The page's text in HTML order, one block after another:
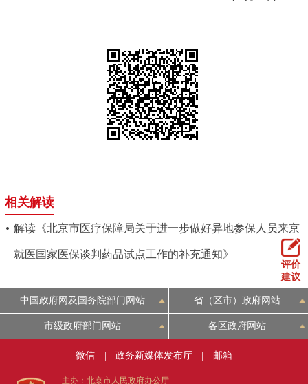
相关解读
解读《北京市医疗保障局关于进一步做好异地参保人员来京
就医国家医保谈判药品试点工作的补充通知》
评价
建议
中国政府网及国务院部门网站 省（区市）政府网站
市级政府部门网站 各区政府网站
微信 政务新媒体发布厅 邮箱
主办：北京市人民政府办公厅